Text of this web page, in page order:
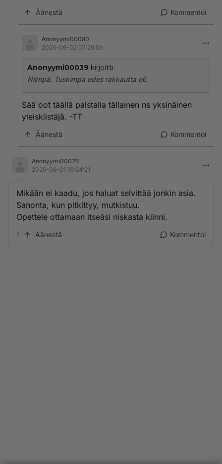
Äänestä Kommentoi
Anonyymi00080
2026-06-02 07:29:59
Anonyymi00039 kirjoitti:
Niimpä. Tuskimpa edes rakkautta oli.
Sää oot täällä palstalla tällainen ns yksinäinen
yleiskiistäjä. -TT
Äänestä Kommentoi
Anonyymi00026
2026-06-01 10:24:21
Mikään ei kaadu, jos haluat selvittää jonkin asia.
Sanonta, kun pitkittyy, mutkistuu.
Opettele ottamaan itseäsi niskasta kiinni.
1 Äänestä Kommentoi